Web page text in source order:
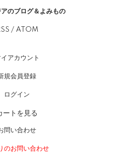
のブログ＆よみもの
/ ATOM
イアカウント
規会員登録
ログイン
ートを見る
問い合わせ
のお問い合わせ